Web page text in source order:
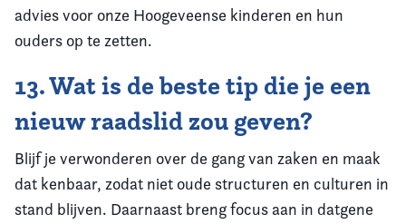
advies voor onze Hoogeveense kinderen en hun
ouders op te zetten.
13. Wat is de beste tip die je een
nieuw raadslid zou geven?
Blijf je verwonderen over de gang van zaken en maak
dat kenbaar, zodat niet oude structuren en culturen in
stand blijven. Daarnaast breng focus aan in datgene